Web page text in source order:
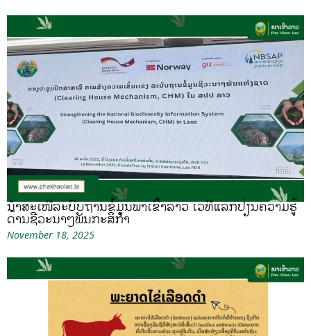
ນຳສະເໜີລະບົບຖານຂໍ້ມູນພາເຂົ້າລາວ ເວທີແລກປ່ຽນຄວາມຮູ້
ດ້ານຊີວະນາໆພັນກະສິກຳ
November 18, 2025